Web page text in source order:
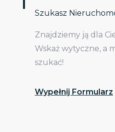
Szukasz
Znajdziemy ją dla
Wskaż wytyczne, a
szukać!
Wypełnij Formularz